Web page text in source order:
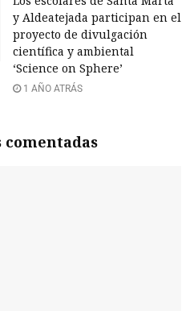
y Aldeatejada participan en el
proyecto de divulgación
científica y ambiental
‘Science on Sphere’
1 AÑO ATRÁS
comentadas